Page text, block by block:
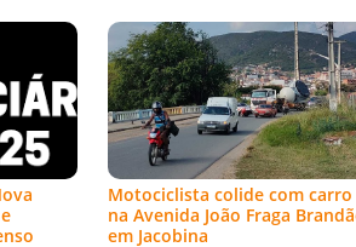
Motociclista colide com carro
na Avenida João Fraga
em Jacobina